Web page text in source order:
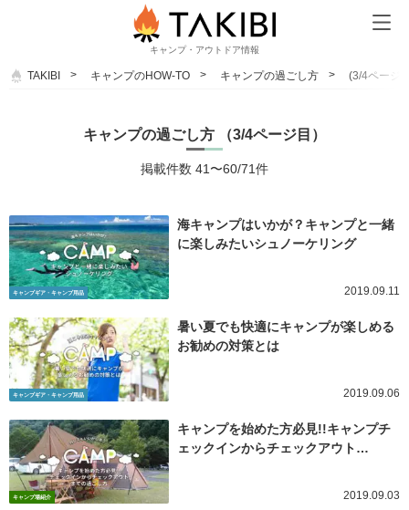
キャンプ・アウトドア情報
TAKIBI キャンプのHOW-TO キャンプの過ごし方 (3/4ページ
キャンプの過ごし方 （3/4ページ目）
掲載件数 41〜60/71件
キャンプギア・キャンプ用品
海キャンプはいかが？キャンプと一緒
に楽しみたいシュノーケリング
2019.09.11
キャンプギア・キャンプ用品
暑い夏でも快適にキャンプが楽しめる
お勧めの対策とは
2019.09.06
キャンプ場紹介
キャンプを始めた方必見!!キャンプチ
ェックインからチェックアウト…
2019.09.03